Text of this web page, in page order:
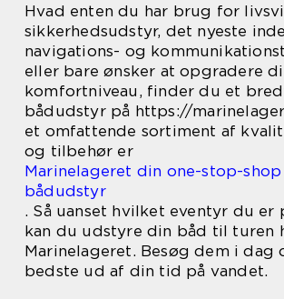
Hvad enten du har brug for
sikkerhedsudstyr, det nyeste
navigations- og
eller bare ønsker at opgradere
komfortniveau, finder du et
bådudstyr på https://
et omfattende sortiment af
og tilbehør er
Marinelageret din one-stop-
bådudstyr
. Så uanset hvilket eventyr du er
kan du udstyre din båd til turen
Marinelageret. Besøg dem i dag
bedste ud af din tid på vandet.